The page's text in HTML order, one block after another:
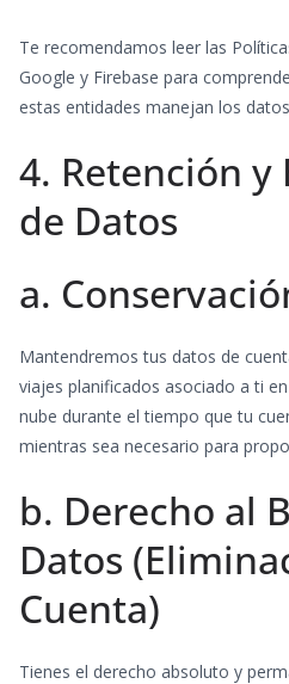
Te recomendamos leer las
Google y Firebase para
estas entidades manejan los
4. Retención
de Datos
a.
Mantendremos tus datos de
viajes planificados asociado a ti
nube durante el tiempo que tu
mientras sea necesario para
b. Derecho al
Datos
Cuenta)
Tienes el derecho absoluto y